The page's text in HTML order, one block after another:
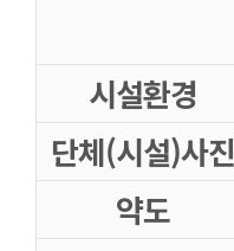
시설환경
단체(시설)사진
약도